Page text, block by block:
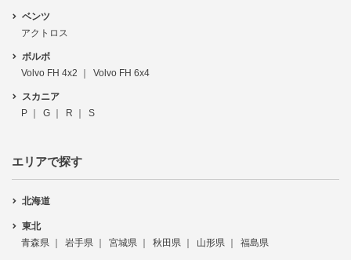
ベンツ
アクトロス
ボルボ
Volvo FH 4x2
Volvo FH 6x4
スカニア
P
G R S
エリアで探す
北海道
東北
青森県
岩手県 宮城県 秋田県 山形県 福島県